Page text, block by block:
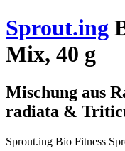
Sprout.ing
Mix, 40 g
Mischung aus
radiata &
Sprout.ing Bio Fitness